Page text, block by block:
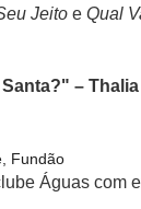
Jeito e Qual
–
Fundão
Águas com